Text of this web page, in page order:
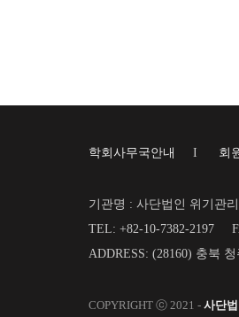
학회사무국안내 I 회
기관명 : 사단법인 위기관
TEL: +82-10-7382-2197
ADDRESS: (28160) 충북
COPYRIGHT ⓒ 2021 - 사단